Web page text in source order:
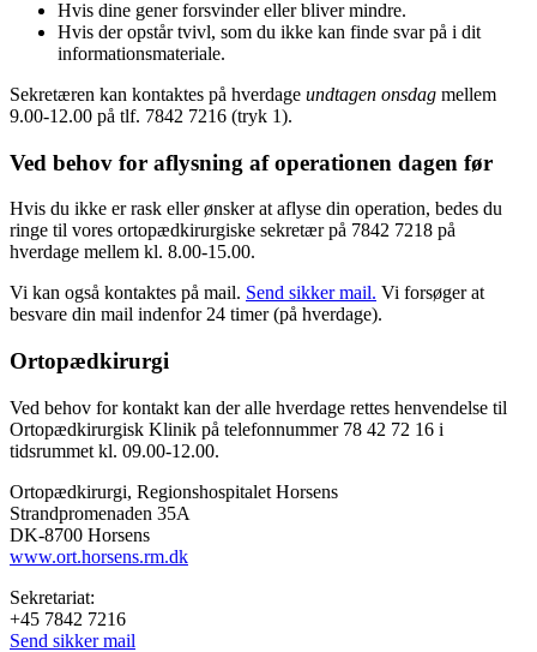
Hvis dine gener forsvinder eller bliver mindre.
Hvis der opstår tvivl, som du ikke kan finde svar på i dit
informationsmateriale.
Sekretæren kan kontaktes på hverdage undtagen onsdag mellem
9.00-12.00 på tlf. 7842 7216 (tryk 1).
Ved behov for aflysning af operationen dagen før
Hvis du ikke er rask eller ønsker at aflyse din operation, bedes du
ringe til vores ortopædkirurgiske sekretær på 7842 7218 på
hverdage mellem kl. 8.00-15.00.
Vi kan også kontaktes på mail. Send sikker mail. Vi forsøger at
besvare din mail indenfor 24 timer (på hverdage).
Ortopædkirurgi
Ved behov for kontakt kan der alle hverdage rettes henvendelse til
Ortopædkirurgisk Klinik på telefonnummer 78 42 72 16 i
tidsrummet kl. 09.00-12.00.
Ortopædkirurgi, Regionshospitalet Horsens
Strandpromenaden 35A
DK-8700 Horsens
www.ort.horsens.rm.dk
Sekretariat:
+45 7842 7216
Send sikker mail